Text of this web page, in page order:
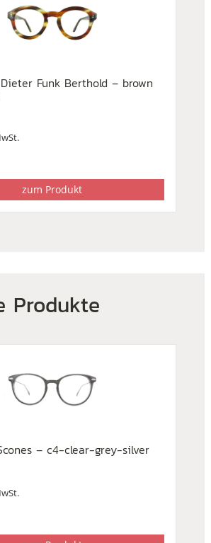
Funk Berthold – brown
zum Produkt
Produkte
– c4-clear-grey-silver